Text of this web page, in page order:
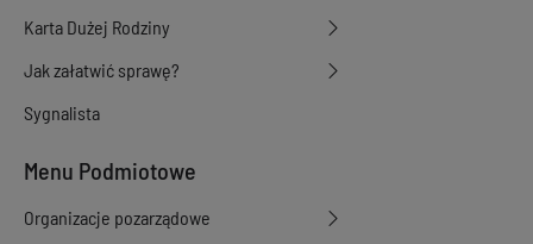
Karta Dużej Rodziny
Jak załatwić sprawę?
Sygnalista
Menu Podmiotowe
Organizacje pozarządowe